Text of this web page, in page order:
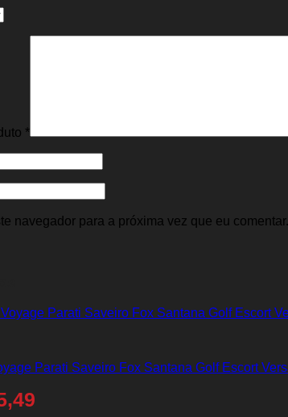
*
navegador para a próxima vez que eu comentar.
Parati Saveiro Fox Santana Golf Escort